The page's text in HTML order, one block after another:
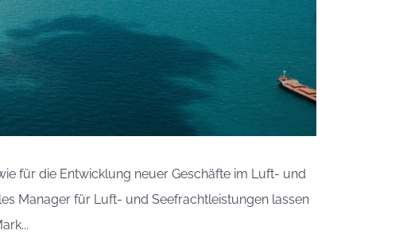
für die Entwicklung neuer Geschäfte im Luft- und
Manager für Luft- und Seefrachtleistungen lassen